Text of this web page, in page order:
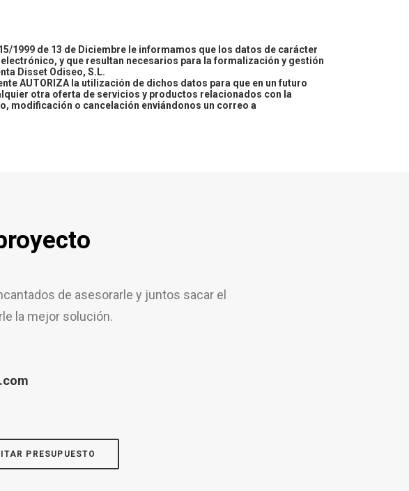
1999 de 13 de Diciembre le informamos que los datos de carácter
y que resultan necesarios para la formalización y gestión
Disset Odiseo, S.L.
AUTORIZA la utilización de dichos datos para que en un futuro
otra oferta de servicios y productos relacionados con la
modificación o cancelación enviándonos un correo a
de asesorarle y juntos sacar el
la mejor solución.
PRESUPUESTO